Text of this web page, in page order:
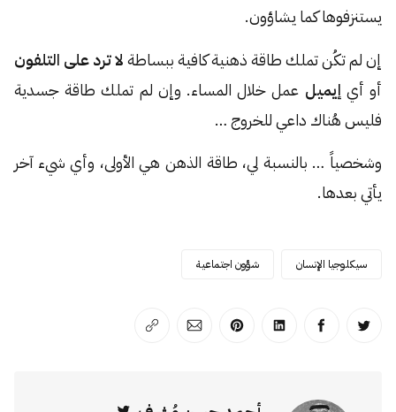
يستنزفوها كما يشاؤون.
إن لم تكُن تملك طاقة ذهنية كافية ببساطةلا ترد على التلفون
أو أي إيميل عمل خلال المساء. وإن لم تملك طاقة جسدية
فليس هُناك داعي للخروج …
وشخصياً … بالنسبة لي، طاقة الذهن هي الأولى، وأي شيء آخر
يأتي بعدها.
سيكلوجيا الإنسان شؤون اجتماعية
انشر على تويترانشر على الفيسبوك
انشر على لينكد إن
انشر على بينترست
انشر على الإيميل
انسخ الرابط